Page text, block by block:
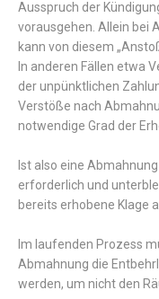
Ausspruch der
vorausgehen. Allein bei
kann von diesem
In anderen Fällen etwa
der unpünktlichen
Verstöße nach
notwendige Grad der
Ist also eine
erforderlich und
bereits erhobene Klage
Im laufenden Prozess
Abmahnung die
werden, um nicht den